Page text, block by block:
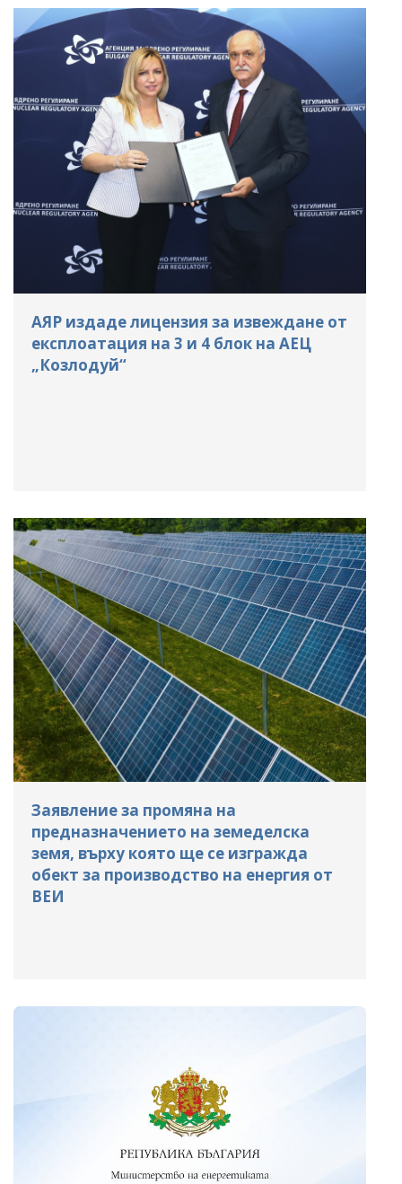
АЯР издаде лицензия за извеждане от
експлоатация на 3 и 4 блок на АЕЦ
„Козлодуй“
Заявление за промяна на
предназначението на земеделска
земя, върху която ще се изгражда
обект за производство на енергия от
ВЕИ